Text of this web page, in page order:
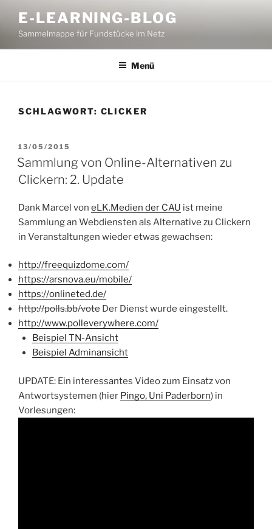
Inhalt
springen
E-LEARNING-BLOG
Sammelmappe für Fundstücke im Netz
Menü
SCHLAGWORT: CLICKER
VERÖFFENTLICHT
AM
13/05/2015
Sammlung von Online-Alternativen zu
Clickern: 2. Update
Dank Marcel von eLK.Medien der CAU ist meine
Sammlung an Webdiensten als Alternative zu Clickern
in Veranstaltungen wieder etwas gewachsen:
http://freequizdome.com/
https://arsnova.eu/mobile/
https://onlineted.de/
http://polls.bb/vote Der Dienst wurde eingestellt.
http://www.polleverywhere.com/
Beispiel TN-Ansicht
Beispiel Adminansicht
UPDATE: Ein interessantes Video zum Einsatz von
Antwortsystemen (hier Pingo, Uni Paderborn) in
Vorlesungen: